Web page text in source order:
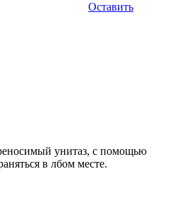
Оставить
унитаз, с помощью
в лбом месте.